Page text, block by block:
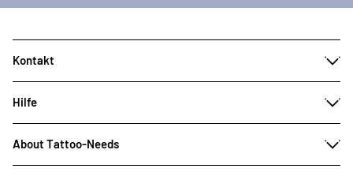
Kontakt
Hilfe
About Tattoo-Needs